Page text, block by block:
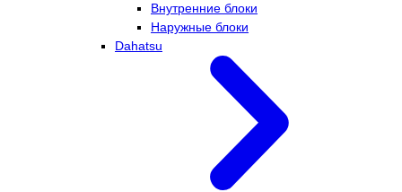
Внутренние блоки
Наружные блоки
Dahatsu